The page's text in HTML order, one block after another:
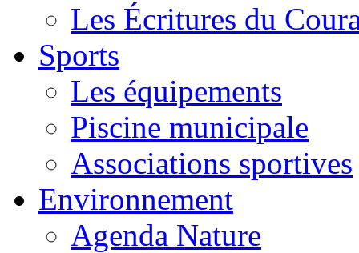
Les Écritures du
Sports
Les équipements
Piscine municipale
Associations sportives
Environnement
Agenda Nature